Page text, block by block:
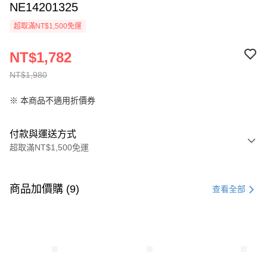
NE14201325
超取滿NT$1,500免運
NT$1,980
NT$1,782
※ 本商品不適用折價券
付款與運送方式
超取滿NT$1,500免運
信用卡一次付款
商品加價購 (9) 查看全部